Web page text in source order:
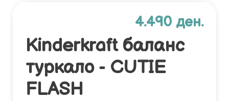
4.490 ден.
Kinderkraft баланс
туркало - CUTIE
FLASH